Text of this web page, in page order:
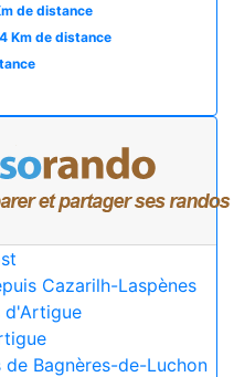
de distance
Km de distance
Cazarilh-Laspènes
d'Artigue
Bagnères-de-Luchon